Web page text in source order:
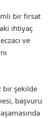
bir fırsat
ihtiyaç
ve
bir şekilde
başvuru